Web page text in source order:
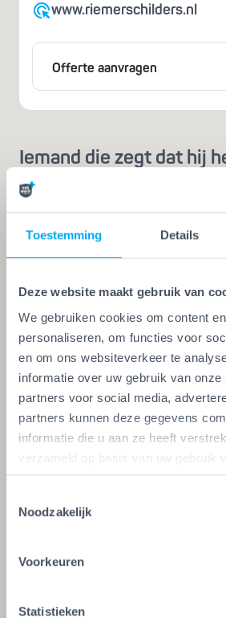
Toestemming Details
Deze website maakt gebruik van
We gebruiken cookies om content
personaliseren, om functies voor
en om ons websiteverkeer te
informatie over uw gebruik van onze
partners voor social media,
partners kunnen deze gegevens
informatie die u aan ze heeft
verzameld op basis van uw gebruik
Noodzakelijk
Voorkeuren
Statistieken
www.riemerschilders.nl
Offerte aanvragen
Iemand die zegt dat hij
geen vakman
Een echte vakman of -vrouw
Vakwerk Plusgarantie. Dit is hét
kwaliteitskeurmerk voor
aan de strengste kwaliteitseisen
keurmerk voeren. Zo ben je
duidelijke afspraken en zes